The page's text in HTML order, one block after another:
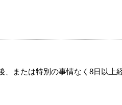
、または特別の事情なく8日以上